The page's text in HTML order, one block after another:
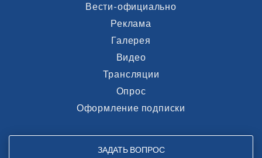
Вести-официально
Реклама
Галерея
Видео
Трансляции
Опрос
Оформление подписки
ЗАДАТЬ ВОПРОС